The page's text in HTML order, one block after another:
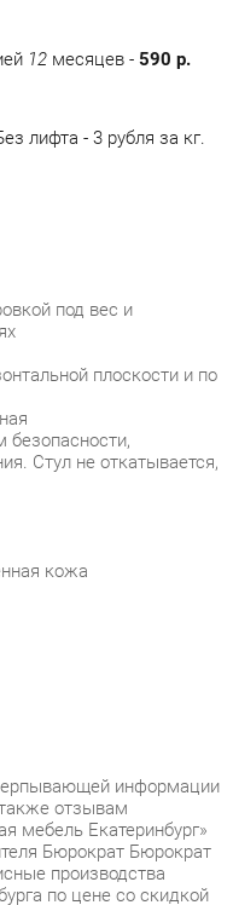
лифта - 3 рубля за кг.
плоскости и по
Стул не откатывается,
кожа
информации
отзывам
Бюрократ Бюрократ
по цене со скидкой
труда.
Товары из
вы
оформления